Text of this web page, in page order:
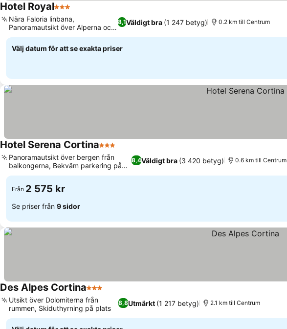
Hotel Royal3 Stjärnor
8,1Väldigt bra (1 247 betyg)
Nära Faloria linbana,
Panoramautsikt över Alperna och
bergen
0.2 km till Centrum
Välj datum för att se exakta priser
Hotel Serena Cortina3 Stjärnor
8,4Väldigt bra (3 420 betyg)
Panoramautsikt över bergen från
balkongerna, Bekväm parkering på
plats
0.6 km till Centrum
Från 2 575 kr
Se priser från 9 sidor
Des Alpes Cortina3 Stjärnor
8,8Utmärkt (1 217 betyg)
Utsikt över Dolomiterna från
rummen, Skiduthyrning på plats
2.1 km till Centrum